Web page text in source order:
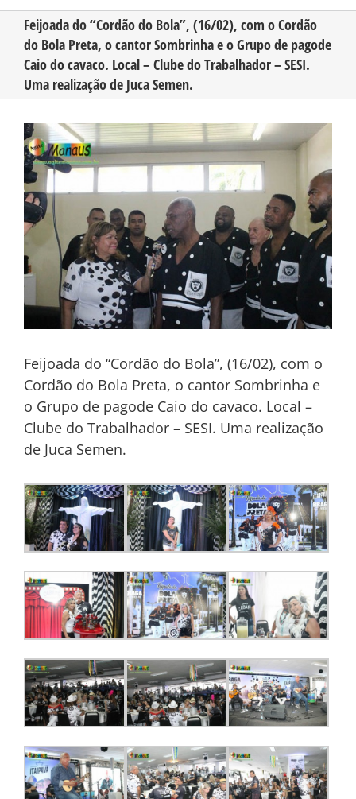
CONHEÇA O AMAZONAS
PUBLICIDADE
CONTATO
Feijoada do “Cordão do Bola”, (16/02), com o Cordão
do Bola Preta, o cantor Sombrinha e o Grupo de pagode
Caio do cavaco. Local – Clube do Trabalhador – SESI.
Uma realização de Juca Semen.
View
Larger
Image
Feijoada do “Cordão do Bola”, (16/02), com o
Cordão do Bola Preta, o cantor Sombrinha e
o Grupo de pagode Caio do cavaco. Local –
Clube do Trabalhador – SESI. Uma realização
de Juca Semen.